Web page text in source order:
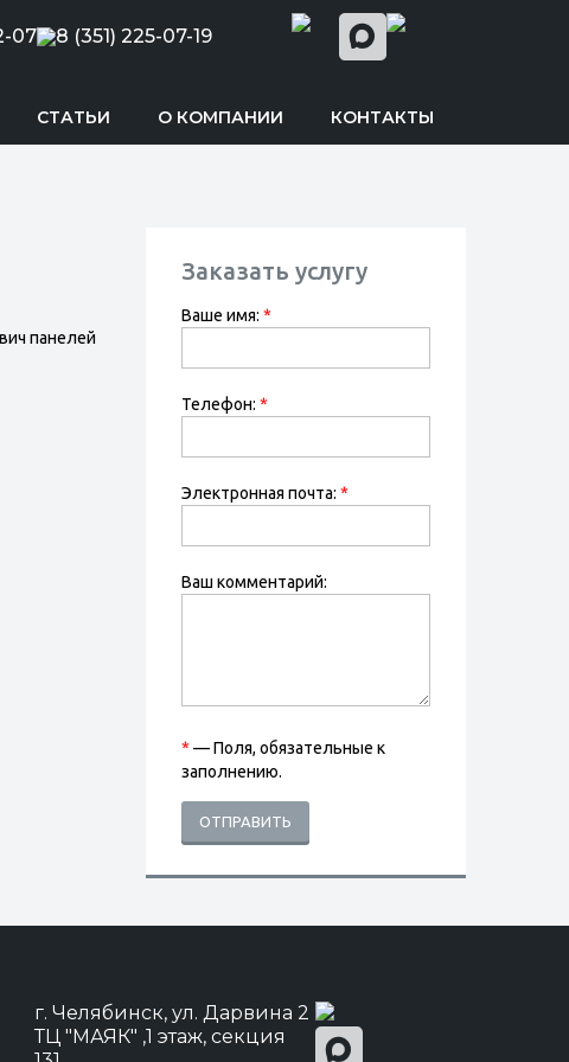
07 8 (351) 225-07-19
СТАТЬИ О КОМПАНИИ КОНТАКТЫ
панелей
Заказать услугу
Ваше имя: *
Телефон: *
Электронная почта: *
Ваш комментарий:
* — Поля, обязательные к
заполнению.
ОТПРАВИТЬ
г. Челябинск, ул. Дарвина 2
ТЦ "МАЯК" ,1 этаж, секция